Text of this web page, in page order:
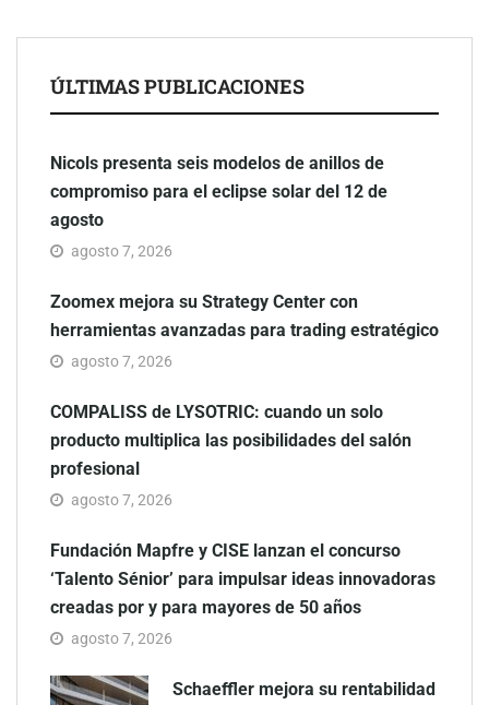
ÚLTIMAS PUBLICACIONES
Nicols presenta seis modelos de anillos de
compromiso para el eclipse solar del 12 de
agosto
agosto 7, 2026
Zoomex mejora su Strategy Center con
herramientas avanzadas para trading estratégico
agosto 7, 2026
COMPALISS de LYSOTRIC: cuando un solo
producto multiplica las posibilidades del salón
profesional
agosto 7, 2026
Fundación Mapfre y CISE lanzan el concurso
‘Talento Sénior’ para impulsar ideas innovadoras
creadas por y para mayores de 50 años
agosto 7, 2026
Schaeffler mejora su rentabilidad